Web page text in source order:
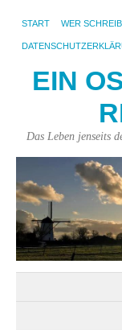
START WER
EIN
Das Leben jenseits